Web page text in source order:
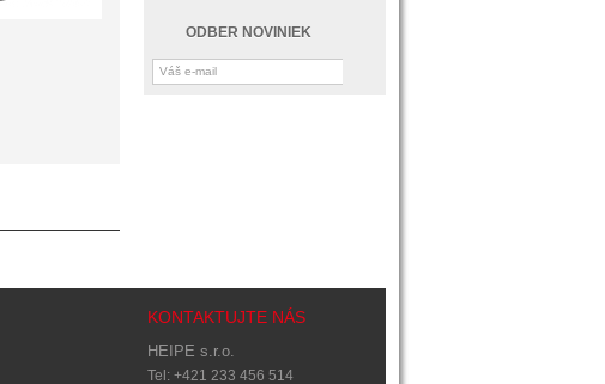
ODBER NOVINIEK
KONTAKTUJTE NÁS
HEIPE s.r.o.
Tel: +421 233 456 514